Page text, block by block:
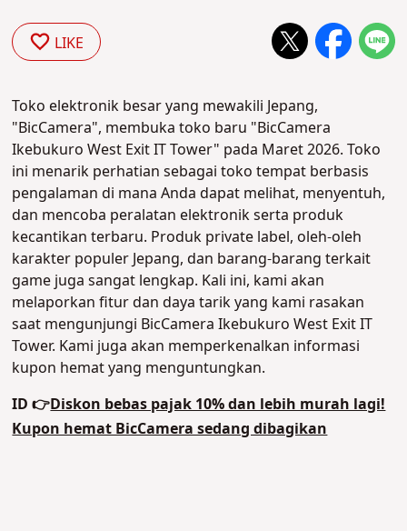
LIKE
Toko elektronik besar yang mewakili Jepang,
"BicCamera", membuka toko baru "BicCamera
Ikebukuro West Exit IT Tower" pada Maret 2026. Toko
ini menarik perhatian sebagai toko tempat berbasis
pengalaman di mana Anda dapat melihat, menyentuh,
dan mencoba peralatan elektronik serta produk
kecantikan terbaru. Produk private label, oleh-oleh
karakter populer Jepang, dan barang-barang terkait
game juga sangat lengkap. Kali ini, kami akan
melaporkan fitur dan daya tarik yang kami rasakan
saat mengunjungi BicCamera Ikebukuro West Exit IT
Tower. Kami juga akan memperkenalkan informasi
kupon hemat yang menguntungkan.
ID 👉Diskon bebas pajak 10% dan lebih murah lagi!
Kupon hemat BicCamera sedang dibagikan